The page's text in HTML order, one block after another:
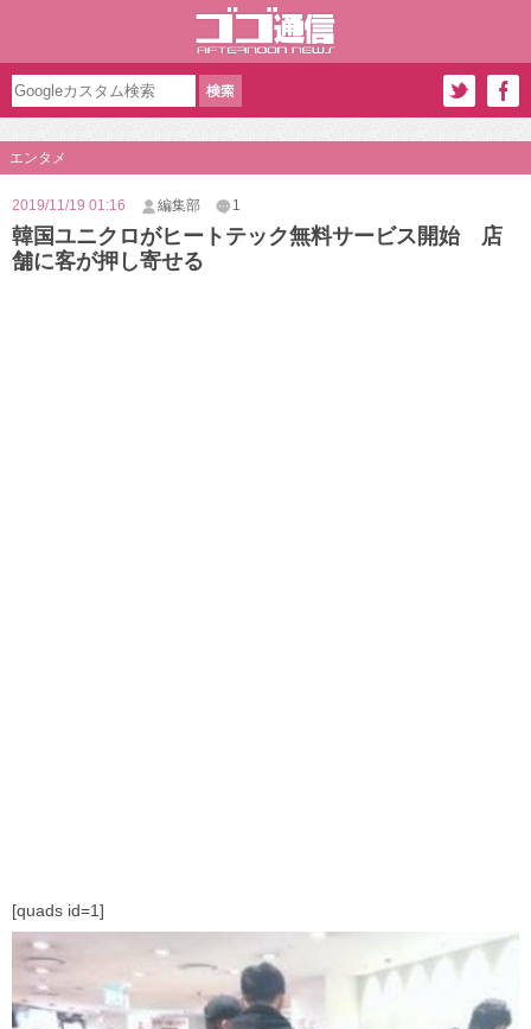
エンタメ
2019/11/19 01:16 編集部 1
韓国ユニクロがヒートテック無料サービス開始 店
舗に客が押し寄せる
[quads id=1]